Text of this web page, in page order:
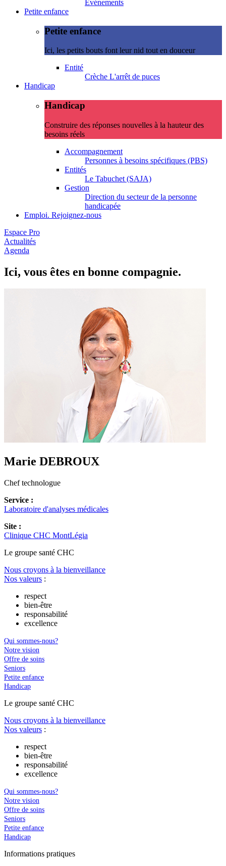
Evénements
Petite enfance
Petite enfance
Ici, les petits bouts font leur nid tout en douceur
Entité
Crèche L'arrêt de puces
Handicap
Handicap
Construire des réponses nouvelles à la hauteur des
besoins réels
Accompagnement
Personnes à besoins spécifiques (PBS)
Entités
Le Tabuchet (SAJA)
Gestion
Direction du secteur de la personne
handicapée
Emploi. Rejoignez-nous
Espace Pro
Actualités
Agenda
Ici, vous êtes en bonne compagnie.
Marie DEBROUX
Chef technologue
Service :
Laboratoire d'analyses médicales
Site :
Clinique CHC MontLégia
Le groupe santé CHC
Nous croyons à la bienveillance
Nos valeurs :
respect
bien-être
responsabilité
excellence
Qui sommes-nous?
Notre vision
Offre de soins
Seniors
Petite enfance
Handicap
Le groupe santé CHC
Nous croyons à la bienveillance
Nos valeurs :
respect
bien-être
responsabilité
excellence
Qui sommes-nous?
Notre vision
Offre de soins
Seniors
Petite enfance
Handicap
Informations pratiques